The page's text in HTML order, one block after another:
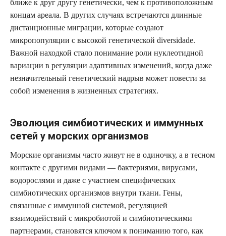
ближе к друг другу генетически, чем к противоположным
концам ареалa. В других случаях встречаются длинные
дистанционные миграции, которые создают
микропопуляции с высокой генетической diversidade.
Важной находкой стало понимание роли нуклеотидной
вариации в регуляции адаптивных изменений, когда даже
незначительный генетический надрыв может повести за
собой изменения в жизненных стратегиях.
Эволюция симбиотических и иммунных
сетей у морских организмов
Морские организмы часто живут не в одиночку, а в тесном
контакте с другими видами — бактериями, вирусами,
водорослями и даже с участием специфических
симбиотических организмов внутри ткани. Гены,
связанные с иммунной системой, регуляцией
взаимодействий с микробиотой и симбиотическими
партнерами, становятся ключом к пониманию того, как